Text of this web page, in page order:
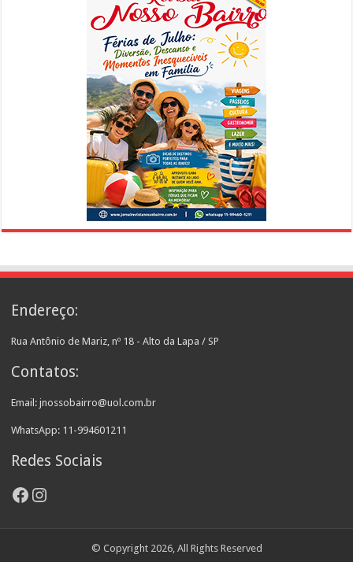
Endereço:
Rua Antônio de Mariz, nº 18 - Alto da Lapa / SP
Contatos:
Email: jnossobairro@uol.com.br
WhatsApp: 11-994601211
Redes Sociais
Facebook
Instagram
© Copyright 2026, All Rights Reserved